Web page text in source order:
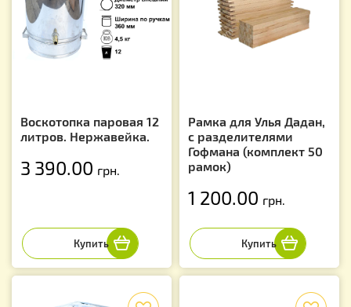
Воскотопка паровая 12
литров. Нержавейка.
3 390.00 грн.
Рамка для Улья Дадан,
с разделителями
Гофмана (комплект 50
рамок)
1 200.00 грн.